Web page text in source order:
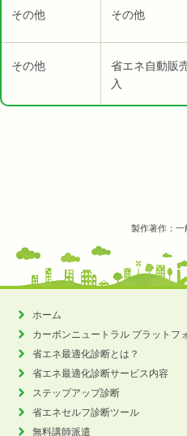
その他 その他
その他
省エネ自動販
入
製作著作：
ホーム
カーボンニュートラル プラットフ
省エネ最適化診断とは？
省エネ最適化診断サービス内容
ステップアップ診断
省エネセルフ診断ツール
無料講師派遣